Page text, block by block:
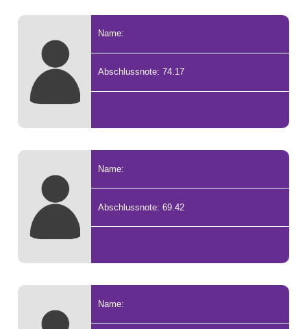
Name:
Abschlussnote: 74.17
Name:
Abschlussnote: 69.42
Name: